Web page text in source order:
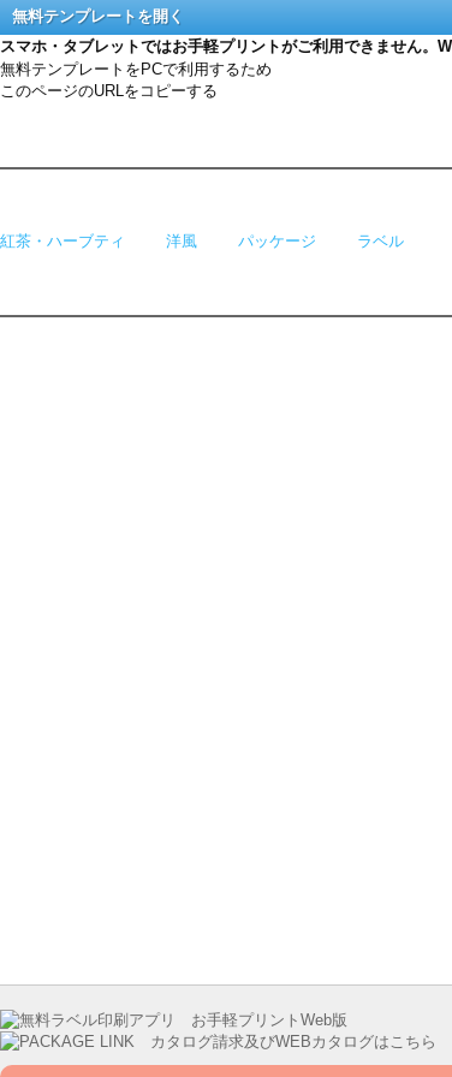
無料テンプレートを開く
スマホ・タブレットではお手軽プリントがご利用できません
無料テンプレートをPCで利用するため
このページのURLをコピーする
紅茶・ハーブティ 洋風 パッケージ ラベル